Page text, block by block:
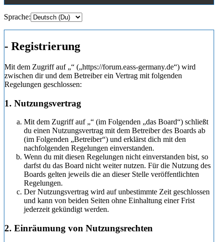
Sprache:
- Registrierung
Mit dem Zugriff auf „“ („https://forum.eass-germany.de“) wird
zwischen dir und dem Betreiber ein Vertrag mit folgenden
Regelungen geschlossen:
1. Nutzungsvertrag
Mit dem Zugriff auf „“ (im Folgenden „das Board“) schließt
du einen Nutzungsvertrag mit dem Betreiber des Boards ab
(im Folgenden „Betreiber“) und erklärst dich mit den
nachfolgenden Regelungen einverstanden.
Wenn du mit diesen Regelungen nicht einverstanden bist, so
darfst du das Board nicht weiter nutzen. Für die Nutzung des
Boards gelten jeweils die an dieser Stelle veröffentlichten
Regelungen.
Der Nutzungsvertrag wird auf unbestimmte Zeit geschlossen
und kann von beiden Seiten ohne Einhaltung einer Frist
jederzeit gekündigt werden.
2. Einräumung von Nutzungsrechten